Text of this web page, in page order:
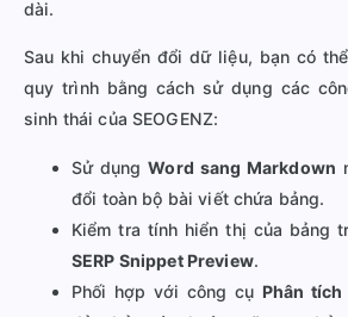
dài.
Sau khi chuyển đổi dữ liệu, bạn có
quy trình bằng cách sử dụng các
sinh thái của SEOGENZ:
Sử dụngWord sang Markdown
đổi toàn bộ bài viết chứa bảng.
Kiểm tra tính hiển thị của bảng
SERP Snippet Preview.
Phối hợp với công cụ Phân